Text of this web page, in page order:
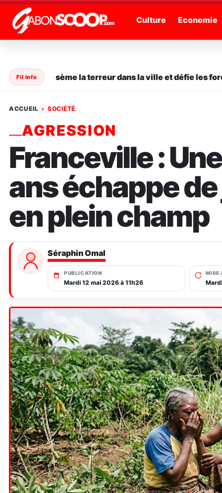
" /> Culture Economie
Fil info
en série sème la terreur dans la ville et défie les
ACCUEIL › SOCIÉTÉ
AGRESSION
Franceville :
ans échappe
en plein champ
Séraphin Omal
PUBLICATION
Mardi 12 mai 2026 à 11h26
MISE